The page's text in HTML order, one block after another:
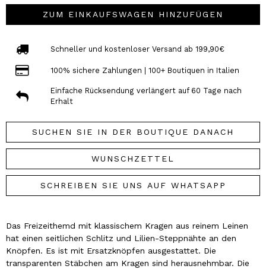
ZUM EINKAUFSWAGEN HINZUFÜGEN
Schneller und kostenloser Versand ab 199,90€
100% sichere Zahlungen | 100+ Boutiquen in Italien
Einfache Rücksendung verlängert auf 60 Tage nach
Erhalt
SUCHEN SIE IN DER BOUTIQUE DANACH
WUNSCHZETTEL
SCHREIBEN SIE UNS AUF WHATSAPP
Das Freizeithemd mit klassischem Kragen aus reinem Leinen
hat einen seitlichen Schlitz und Lilien-Steppnähte an den
Knöpfen. Es ist mit Ersatzknöpfen ausgestattet. Die
transparenten Stäbchen am Kragen sind herausnehmbar. Die